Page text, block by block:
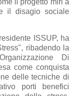
il disagio sociale
ISSUP, ha
ribadendo la
Di
come conquista
delle tecniche di
porti benefici